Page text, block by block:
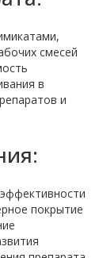
смесей
в
и
покрытие